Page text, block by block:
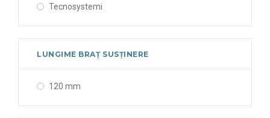
Tecnosystemi
LUNGIME BRAȚ SUSȚINERE
120 mm